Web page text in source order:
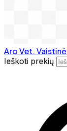
Aro Vet. Vaistinė
Ieškoti prekių